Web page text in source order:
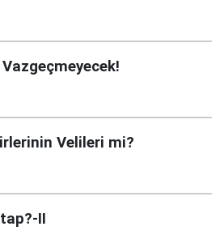
Velileri mi?
II